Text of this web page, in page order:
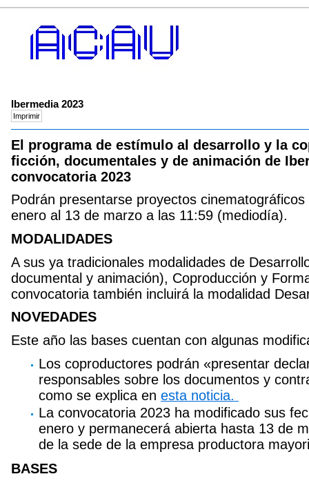
Ibermedia 2023
El programa de estímulo al desarrollo y la
ficción, documentales y de animación de
convocatoria 2023
Podrán presentarse proyectos
enero al 13 de marzo a las 11:59 (mediodía).
MODALIDADES
A sus ya tradicionales modalidades de
documental y animación), Coproducción y
convocatoria también incluirá la modalidad
NOVEDADES
Este año las bases cuentan con algunas
Los coproductores podrán «presentar
responsables sobre los documentos y
como se explica en esta noticia.
La convocatoria 2023 ha modificado sus
enero y permanecerá abierta hasta 13 de
de la sede de la empresa productora
BASES